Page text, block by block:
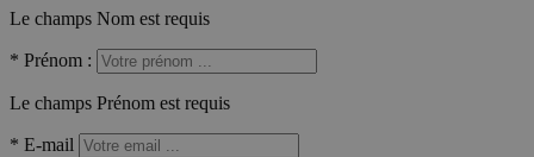
Le champs Nom est requis
* Prénom :
Le champs Prénom est requis
* E-mail